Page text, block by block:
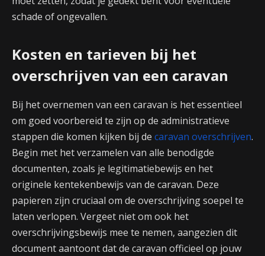
schade of ongevallen.
Kosten en tarieven bij het
overschrijven van een caravan
Bij het overnemen van een caravan is het essentieel
om goed voorbereid te zijn op de administratieve
stappen die komen kijken bij de caravan overschrijven.
Begin met het verzamelen van alle benodigde
documenten, zoals je legitimatiebewijs en het
originele kentekenbewijs van de caravan. Deze
papieren zijn cruciaal om de overschrijving soepel te
laten verlopen. Vergeet niet om ook het
overschrijvingsbewijs mee te nemen, aangezien dit
document aantoont dat de caravan officieel op jouw